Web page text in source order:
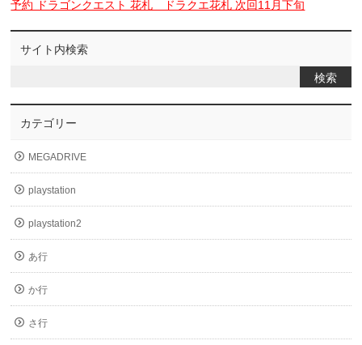
予約 ドラゴンクエスト 花札 ドラクエ花札 次回11月下旬
サイト内検索
カテゴリー
MEGADRIVE
playstation
playstation2
あ行
か行
さ行